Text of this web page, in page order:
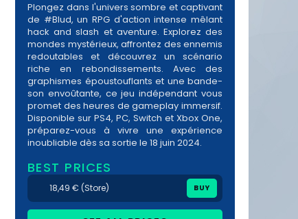
Plongez dans l'univers sombre et captivant
de #Blud, un RPG d'action intense mêlant
hack and slash et aventure. Explorez des
mondes mystérieux, affrontez des ennemis
redoutables et découvrez un scénario
riche en rebondissements. Avec des
graphismes époustouflants et une bande-
son envoûtante, ce jeu indépendant vous
promet des heures de gameplay immersif.
Disponible sur PS4, PC, Switch et Xbox One,
préparez-vous à vivre une expérience
inoubliable dès sa sortie le 18 juin 2024.
BEST PRICES
18,49 € (Store) BUY